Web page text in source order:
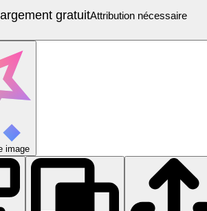
gratuitAttribution nécessaire
image